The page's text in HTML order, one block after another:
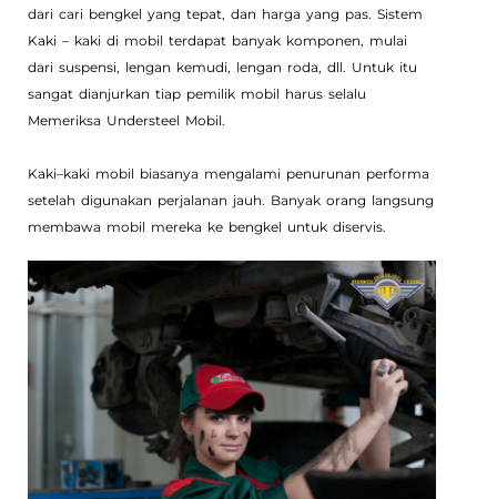
dari cari bengkel yang tepat, dan harga yang pas. Sistem
Kaki – kaki di mobil terdapat banyak komponen, mulai
dari suspensi, lengan kemudi, lengan roda, dll. Untuk itu
sangat dianjurkan tiap pemilik mobil harus selalu
Memeriksa Understeel Mobil.
Kaki–kaki mobil biasanya mengalami penurunan performa
setelah digunakan perjalanan jauh. Banyak orang langsung
membawa mobil mereka ke bengkel untuk diservis.